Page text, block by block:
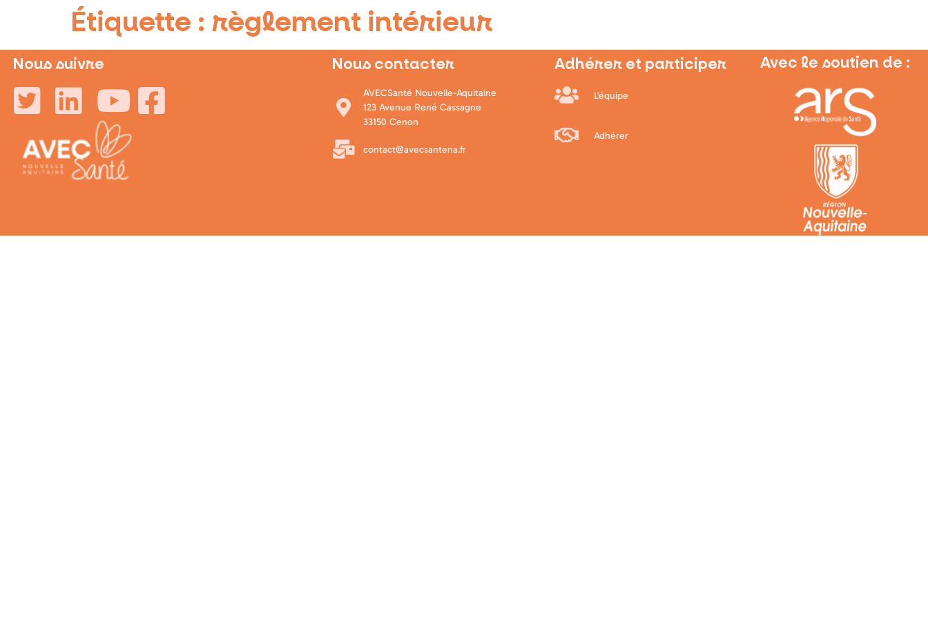
Étiquette : règlement intérieur
Nous suivre Nous contacter
AVECSanté Nouvelle-Aquitaine
123 Avenue René Cassagne
33150 Cenon
contact@avecsantena.fr
Adhérer et participer
L'équipe
Adhérer
Avec le soutien de :